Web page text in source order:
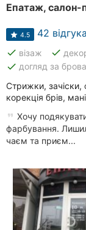
Епатаж, салон-
4.5 42 відгука
done візаж done
done догляд за
Стрижки, зачіски,
корекція брів,
Хочу
фарбування.
чаєм та приєм...